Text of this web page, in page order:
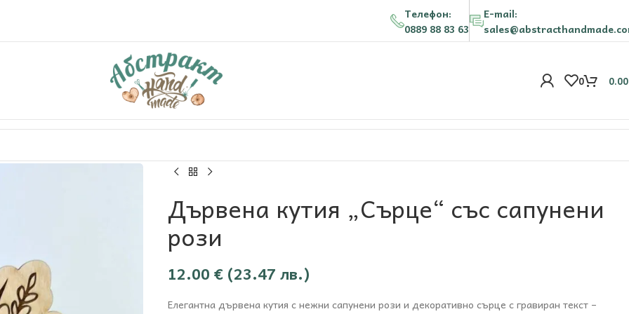
Телефон:
0889 88 83 63
E-mail:
0
Дървена кутия „Сърце“ със сапунени
рози
12.00 € (23.47 лв.)
Елегантна дървена кутия с нежни сапунени рози и декоративно сърце с гравиран текст –